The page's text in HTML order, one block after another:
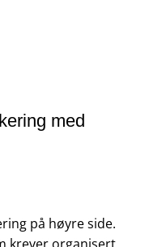
med
på høyre side.